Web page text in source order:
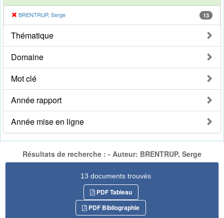
BRENTRUP, Serge 13
Thématique
Domaine
Mot clé
Année rapport
Année mise en ligne
Résultats de recherche : - Auteur: BRENTRUP, Serge
13 documents trouvés
PDF Tableau
PDF Bibliographie